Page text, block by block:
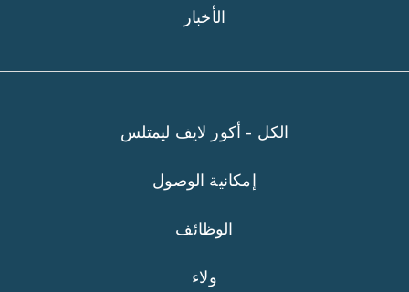
الأخبار
الكل - أكور لايف ليمتلس
إمكانية الوصول
الوظائف
ولاء